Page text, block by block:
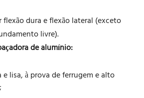
dura e flexão lateral (exceto
livre).
de alumínio:
lisa, à prova de ferrugem e alto